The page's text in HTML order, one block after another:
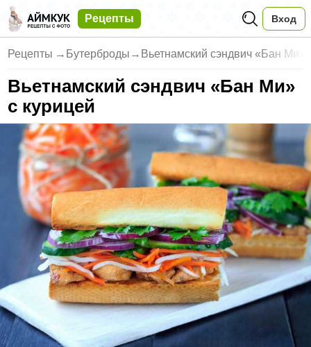
Рецепты Вход
Рецепты → Бутерброды → Вьетнамский сэндвич «Бан Ми»
Вьетнамский сэндвич «Бан Ми»
с курицей